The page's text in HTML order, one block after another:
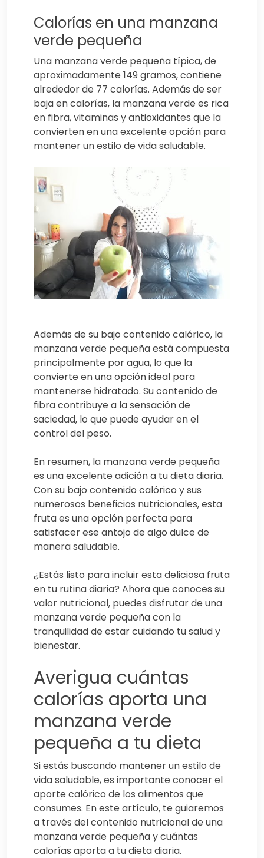
Calorías en una manzana
verde pequeña
Una manzana verde pequeña típica, de
aproximadamente 149 gramos, contiene
alrededor de 77 calorías. Además de ser
baja en calorías, la manzana verde es rica
en fibra, vitaminas y antioxidantes que la
convierten en una excelente opción para
mantener un estilo de vida saludable.
Además de su bajo contenido calórico, la
manzana verde pequeña está compuesta
principalmente por agua, lo que la
convierte en una opción ideal para
mantenerse hidratado. Su contenido de
fibra contribuye a la sensación de
saciedad, lo que puede ayudar en el
control del peso.
En resumen, la manzana verde pequeña
es una excelente adición a tu dieta diaria.
Con su bajo contenido calórico y sus
numerosos beneficios nutricionales, esta
fruta es una opción perfecta para
satisfacer ese antojo de algo dulce de
manera saludable.
¿Estás listo para incluir esta deliciosa fruta
en tu rutina diaria? Ahora que conoces su
valor nutricional, puedes disfrutar de una
manzana verde pequeña con la
tranquilidad de estar cuidando tu salud y
bienestar.
Averigua cuántas
calorías aporta una
manzana verde
pequeña a tu dieta
Si estás buscando mantener un estilo de
vida saludable, es importante conocer el
aporte calórico de los alimentos que
consumes. En este artículo, te guiaremos
a través del contenido nutricional de una
manzana verde pequeña y cuántas
calorías aporta a tu dieta diaria.